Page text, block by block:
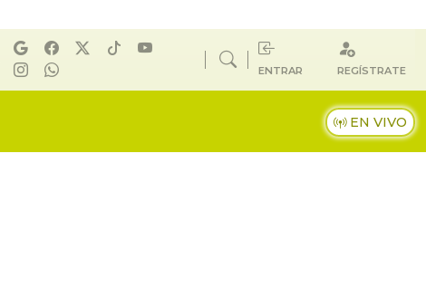
ENTRAR REGÍSTRATE
EN VIVO